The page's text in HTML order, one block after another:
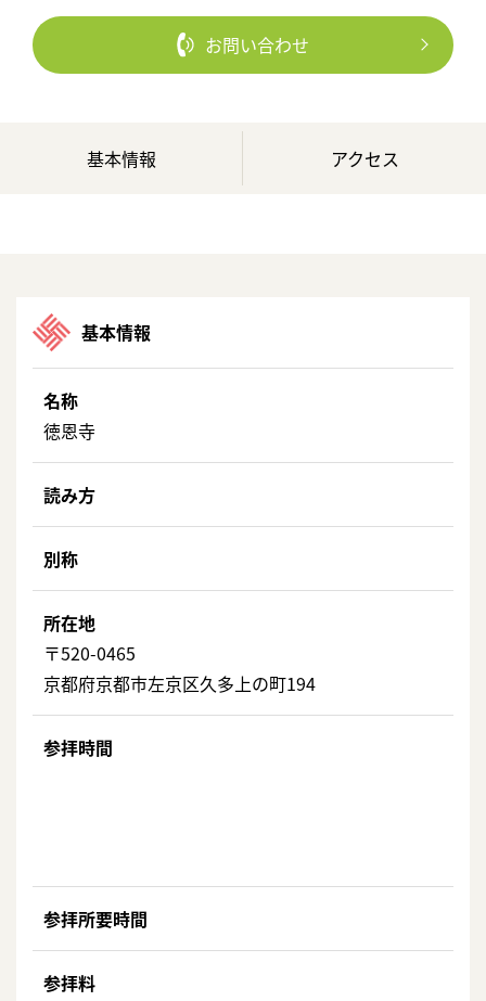
お問い合わせ
基本情報 アクセス
基本情報
名称
徳恩寺
読み方
別称
所在地
〒520-0465
京都府京都市左京区久多上の町194
参拝時間
参拝所要時間
参拝料